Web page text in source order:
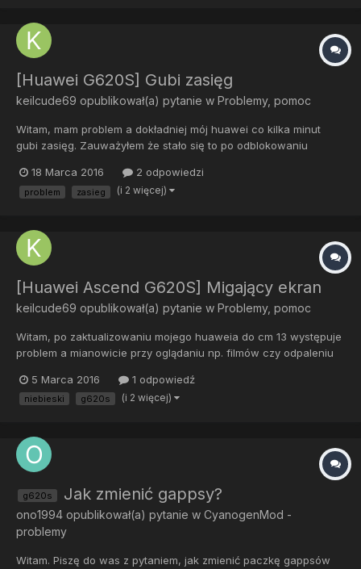
[Huawei G620S] Gubi zasięg
keilcude69 opublikował(a) pytanie w Problemy, pomoc
Witam, mam problem a dokładniej mój huawei co kilka minut
gubi zasięg. Zauważyłem że stało się to po odblokowaniu
samo działo się jak miałem rom od miui, czy starszego cm 12.1.)
18 Marca 2016 2 odpowiedzi
problem zasieg (i 2 więcej)
[Huawei Ascend G620S] Migający ekran
keilcude69 opublikował(a) pytanie w Problemy, pomoc
Witam, po zaktualizowaniu mojego huaweia do cm 13 występuje
problem a mianowicie przy oglądaniu np. filmów czy odpaleniu
5 Marca 2016
1 odpowiedź
niebieski g620s (i 2 więcej)
g620s Jak zmienić gappsy?
ono1994 opublikował(a) pytanie w CyanogenMod -
problemy
Witam. Piszę do was z pytaniem, jak zmienić paczkę gappsów